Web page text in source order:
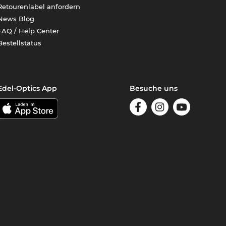
anfordern
Blog
/ Help Center
Optics App Besuche uns